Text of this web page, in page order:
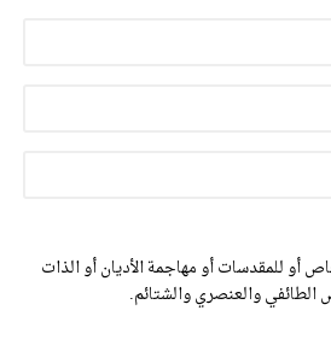
أو للمقدسات أو مهاجمة الأديان أو الذات
الطائفي والعنصري والشتائم.